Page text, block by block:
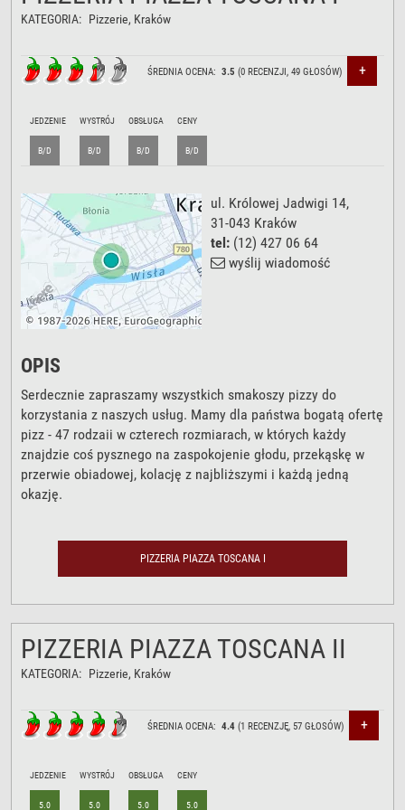
KATEGORIA: Pizzerie, Kraków
ŚREDNIA OCENA:3.5 (0 RECENZJI,49 GŁOSÓW) +
JEDZENIE
B/D
WYSTRÓJ
B/D
OBSŁUGA
B/D
CENY
B/D
ul. Królowej Jadwigi 14,
31-043 Kraków
tel: (12) 427 06 64
wyślij wiadomość
OPIS
Serdecznie zapraszamy wszystkich smakoszy pizzy do
korzystania z naszych usług. Mamy dla państwa bogatą ofertę
pizz - 47 rodzaii w czterech rozmiarach, w których każdy
znajdzie coś pysznego na zaspokojenie głodu, przekąskę w
przerwie obiadowej, kolację z najbliższymi i każdą jedną
okazję.
PIZZERIA PIAZZA TOSCANA I
PIZZERIA PIAZZA TOSCANA II
KATEGORIA: Pizzerie, Kraków
ŚREDNIA OCENA:4.4 (1 RECENZJĘ, 57 GŁOSÓW) +
JEDZENIE
5.0
WYSTRÓJ
5.0
OBSŁUGA
5.0
CENY
5.0